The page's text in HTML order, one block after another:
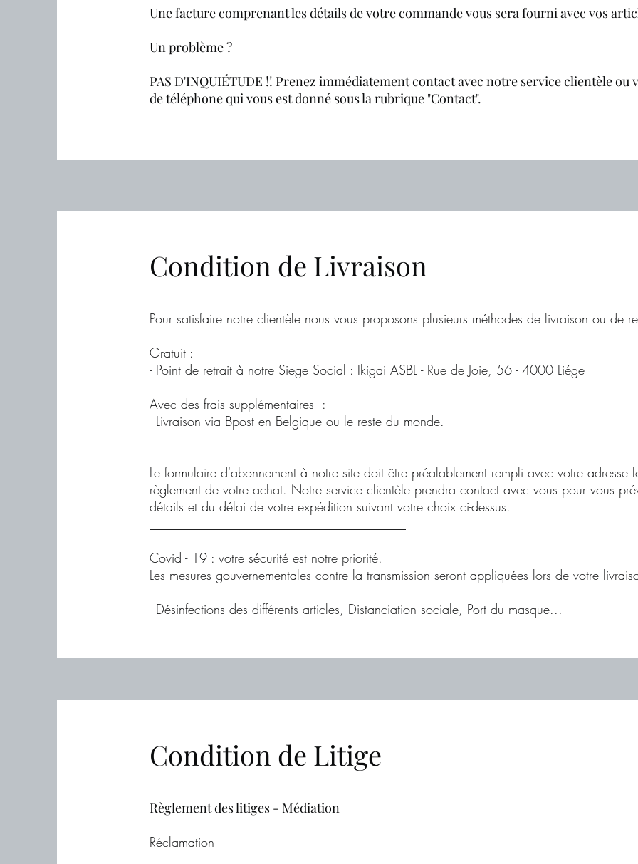
Une facture comprenant les détails de votre commande vous sera fourni avec vos
Un problème ?
PAS D'INQUIÉTUDE !! Prenez immédiatement contact avec notre service clientèle ou
de téléphone qui vous est donné sous la rubrique "Contact".
Condition de Livraison
Pour satisfaire notre clientèle nous vous proposons plusieurs méthodes de livraison ou de
Gratuit :
- Point de retrait à notre Siege Social : Ikigai ASBL - Rue de Joie, 56 - 4000 Liége
Avec des frais supplémentaires :
- Livraison via Bpost en Belgique ou le reste du monde.
Le formulaire d'abonnement à notre site doit être préalablement rempli avec votre adresse
règlement de votre achat. Notre service clientèle prendra contact avec vous pour vous
détails et du délai de votre expédition suivant votre choix ci-dessus.
Covid - 19 : votre sécurité est notre priorité.
Les mesures gouvernementales contre la transmission seront appliquées lors de votre
- Désinfections des différents articles, Distanciation sociale, Port du masque...
Condition de Litige
Règlement des litiges - Médiation
Réclamation